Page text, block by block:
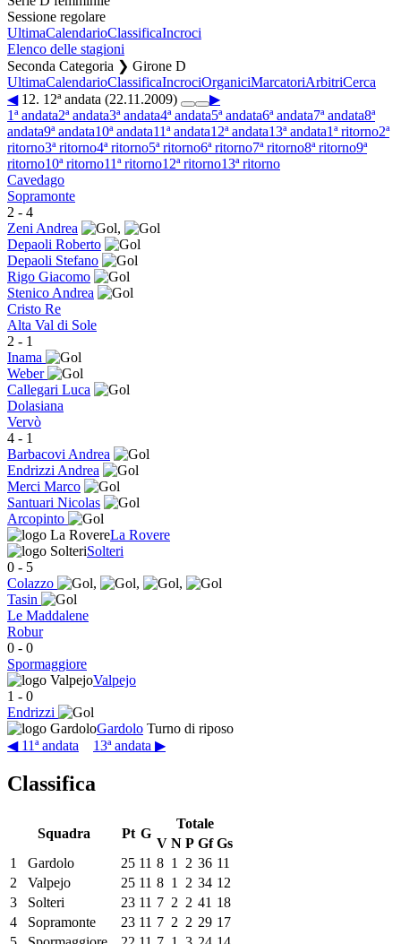
Sessione regolare
UltimaCalendarioClassificaIncroci
Elenco delle stagioni
Seconda Categoria ❯ Girone D
UltimaCalendarioClassificaIncrociOrganiciMarcatoriArbitriCerca
◀12. 12ª andata (22.11.2009)
▶
1ª andata2ª andata3ª andata4ª andata5ª andata6ª andata7ª andata8ª
andata9ª andata10ª andata11ª andata12ª andata13ª andata1ª ritorno2ª
ritorno3ª ritorno4ª ritorno5ª ritorno6ª ritorno7ª ritorno8ª ritorno9ª
ritorno10ª ritorno11ª ritorno12ª ritorno13ª ritorno
Cavedago
Sopramonte
2 - 4
Zeni Andrea
,
Depaoli Roberto
Depaoli Stefano
Rigo Giacomo
Stenico Andrea
Cristo Re
Alta Val di Sole
2 - 1
Inama
Weber
Callegari Luca
Dolasiana
Vervò
4 - 1
Barbacovi Andrea
Endrizzi Andrea
Merci Marco
Santuari Nicolas
Arcopinto
La Rovere
Solteri
0 - 5
Colazzo
, ,
,
Tasin
Le Maddalene
Robur
0 - 0
Spormaggiore
Valpejo
1 - 0
Endrizzi
Gardolo Turno di riposo
◀ 11ª andata
13ª andata ▶
Classifica
Squadra Pt G
Totale
V N P Gf Gs
1
Gardolo 25 11 8 1 2 36 11
2
Valpejo 25 11 8 1 2 34 12
3
Solteri 23 11 7 2 2 41 18
4
Sopramonte 23 11 7 2 2 29 17